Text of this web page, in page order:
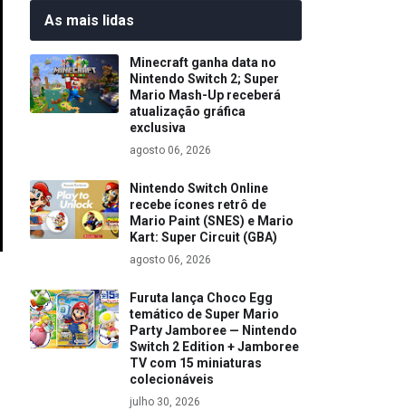
As mais lidas
Minecraft ganha data no
Nintendo Switch 2; Super
Mario Mash-Up receberá
atualização gráfica
exclusiva
agosto 06, 2026
Nintendo Switch Online
recebe ícones retrô de
Mario Paint (SNES) e Mario
Kart: Super Circuit (GBA)
agosto 06, 2026
Furuta lança Choco Egg
temático de Super Mario
Party Jamboree — Nintendo
Switch 2 Edition + Jamboree
TV com 15 miniaturas
colecionáveis
julho 30, 2026